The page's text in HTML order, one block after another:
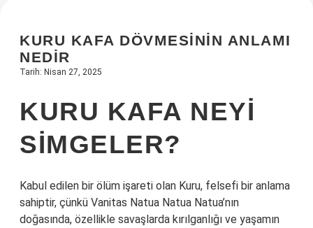
Hakkımızda
KURU KAFA DÖVMESININ ANLAMI
NEDIR
Tarih: Nisan 27, 2025
KURU KAFA NEYI
SIMGELER?
Kabul edilen bir ölüm işareti olan Kuru, felsefi bir anlama
sahiptir, çünkü Vanitas Natua Natua Natua’nın
doğasında, özellikle savaşlarda kırılganlığı ve yaşamın